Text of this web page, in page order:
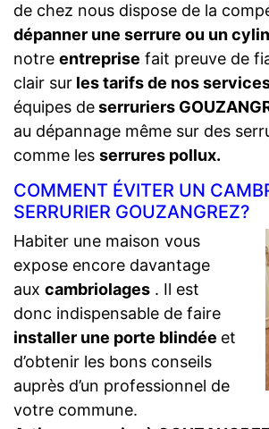
de chez nous dispose de la
dépanner une serrure ou un
notre entreprise fait preuve de
clair sur les tarifs de nos
équipes deserruriers
au dépannage même sur des
comme les serrures pollux.
COMMENT ÉVITER UN
SERRURIER GOUZANGREZ?
Habiter une maison vous
expose encore davantage
aux cambriolages . Il est
donc indispensable de faire
installer une porte blindée et
d’obtenir les bons conseils
auprès d’un professionnel de
votre commune.